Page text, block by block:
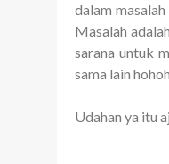
dalam
Masalah
sarana untuk
sama lain
Udahan ya itu